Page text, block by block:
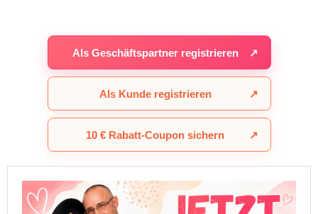
Als Geschäftspartner registrieren ↗
Als Kunde registrieren ↗
10 € Rabatt-Coupon sichern ↗